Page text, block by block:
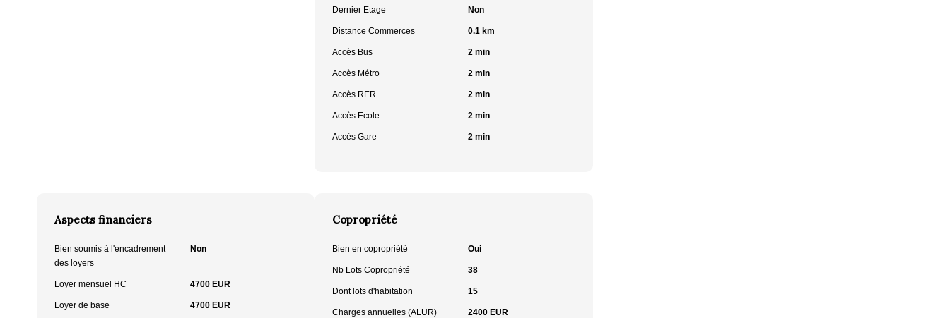
Dernier Etage Non
Distance Commerces 0.1 km
Accès Bus 2 min
Accès Métro 2 min
Accès RER 2 min
Accès Ecole 2 min
Accès Gare 2 min
Aspects financiers
Bien soumis à l'encadrement
des loyers
Non
Loyer mensuel HC 4700 EUR
Loyer de base 4700 EUR
Copropriété
Bien en copropriété Oui
Nb Lots Copropriété 38
Dont lots d'habitation 15
Charges annuelles (ALUR) 2400 EUR